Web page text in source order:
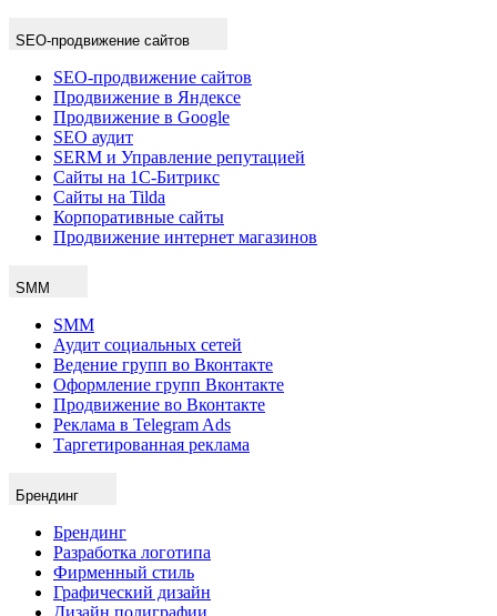
SEO-продвижение сайтов
SEO-продвижение сайтов
Продвижение в Яндексе
Продвижение в Google
SEO аудит
SERM и Управление репутацией
Сайты на 1С-Битрикс
Сайты на Tilda
Корпоративные сайты
Продвижение интернет магазинов
SMM
SMM
Аудит социальных сетей
Ведение групп во Вконтакте
Оформление групп Вконтакте
Продвижение во Вконтакте
Реклама в Telegram Ads
Таргетированная реклама
Брендинг
Брендинг
Разработка логотипа
Фирменный стиль
Графический дизайн
Дизайн полиграфии